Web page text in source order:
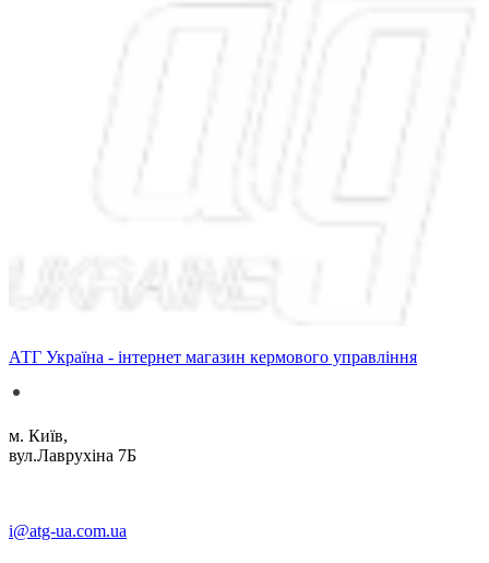
АТГ Україна - інтернет магазин кермового управління
м. Київ,
вул.Лаврухіна 7Б
i@atg-ua.com.ua